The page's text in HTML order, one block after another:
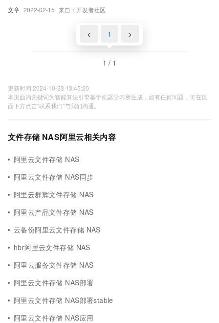
文章 2022-02-15 来自：开发者社区
< 1 >
1 / 1
更新时间 2024-10-23 13:45:20
本页面内关键词为智能算法引擎基于机器学习所生成，如有任何问题，可在页
面下方点击"联系我们"与我们沟通。
文件存储 NAS阿里云相关内容
阿里云文件存储 NAS
阿里云文件存储 NAS同步
阿里云群辉文件存储 NAS
阿里云产品文件存储 NAS
云备份阿里云文件存储 NAS
hbr阿里云文件存储 NAS
阿里云服务文件存储 NAS
阿里云文件存储 NAS部署
阿里云文件存储 NAS部署stable
阿里云文件存储 NAS应用